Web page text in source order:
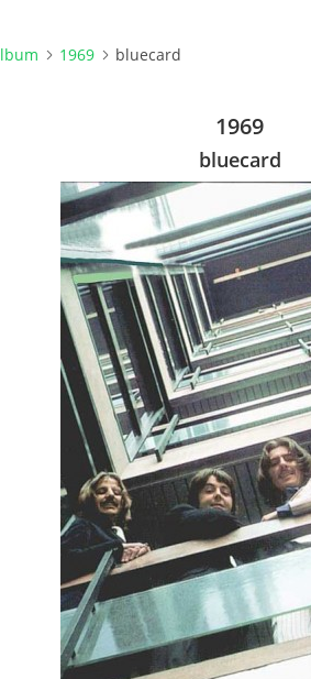
1969 bluecard
1969
bluecard